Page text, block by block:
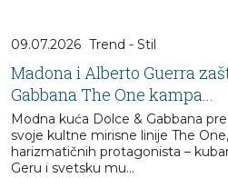
09.07.2026 Trend - Stil
Madona i Alberto Guerra
Gabbana The One kampa...
Modna kuća Dolce & Gabbana
svoje kultne mirisne linije The
harizmatičnih protagonista –
Geru i svetsku mu...